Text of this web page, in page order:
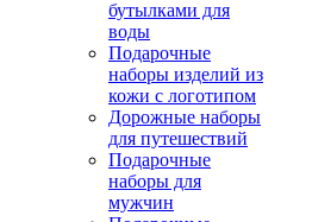
бутылками для
воды
Подарочные
наборы изделий из
кожи с логотипом
Дорожные наборы
для путешествий
Подарочные
наборы для
мужчин